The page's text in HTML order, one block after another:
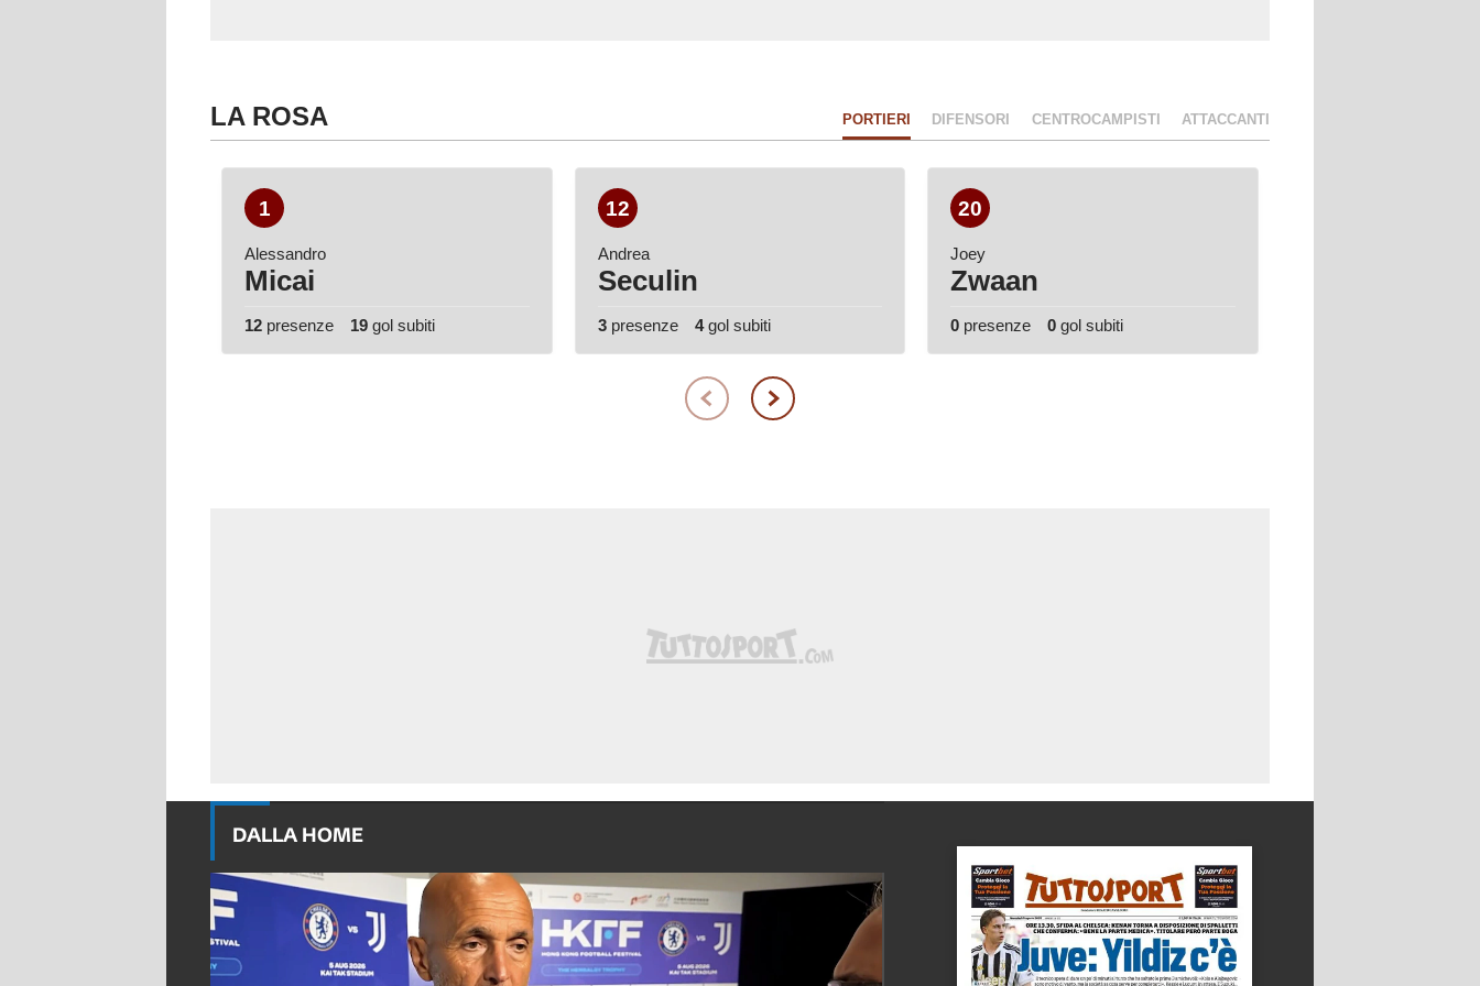
LA ROSA PORTIERI DIFENSORI CENTROCAMPISTI ATTACCANTI
1
Alessandro
Micai
12 presenze 19 gol subiti
12
Andrea
Seculin
3 presenze 4 gol subiti
20
Joey
Zwaan
0 presenze 0 gol subiti
DALLA HOME